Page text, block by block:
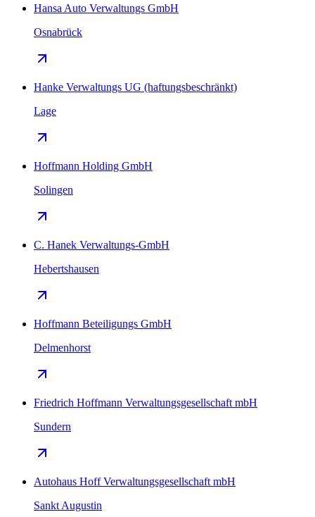
Hansa Auto Verwaltungs GmbH
Osnabrück
Hanke Verwaltungs UG (haftungsbeschränkt)
Lage
Hoffmann Holding GmbH
Solingen
C. Hanek Verwaltungs-GmbH
Hebertshausen
Hoffmann Beteiligungs GmbH
Delmenhorst
Friedrich Hoffmann Verwaltungsgesellschaft mbH
Sundern
Autohaus Hoff Verwaltungsgesellschaft mbH
Sankt Augustin